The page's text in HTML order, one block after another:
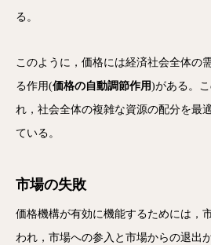
る。
このように，価格には経済社会全体の
る作用(価格の自動調節作用)がある。
れ，社会全体の複雑な資源の配分を最
ている。
市場の失敗
価格機構が有効に機能するためには，
われ，市場への参入と市場からの退出